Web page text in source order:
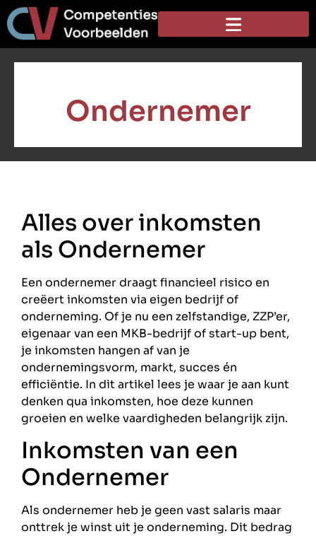
Ondernemer
Alles over inkomsten
als Ondernemer
Een ondernemer draagt financieel risico en
creëert inkomsten via eigen bedrijf of
onderneming. Of je nu een zelfstandige, ZZP’er,
eigenaar van een MKB-bedrijf of start-up bent,
je inkomsten hangen af van je
ondernemingsvorm, markt, succes én
efficiëntie. In dit artikel lees je waar je aan kunt
denken qua inkomsten, hoe deze kunnen
groeien en welke vaardigheden belangrijk zijn.
Inkomsten van een
Ondernemer
Als ondernemer heb je geen vast salaris maar
onttrek je winst uit je onderneming. Dit bedrag